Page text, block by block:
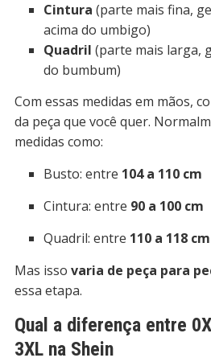
Cintura (parte mais fina,
acima do umbigo)
Quadril (parte mais larga,
do bumbum)
Com essas medidas em mãos,
da peça que você quer.
medidas como:
Busto: entre 104 a 110 cm
Cintura: entre 90 a 100 cm
Quadril: entre 110 a 118 cm
Mas isso varia de peça para
essa etapa.
Qual a diferença entre
3XL na Shein